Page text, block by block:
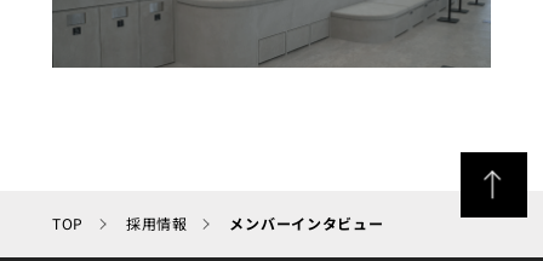
TOP 採用情報 メンバーインタビュー